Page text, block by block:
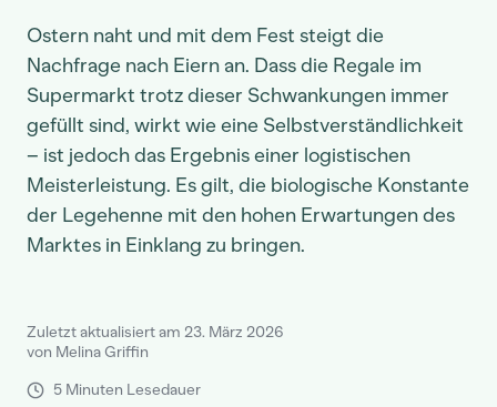
Ostern naht und mit dem Fest steigt die
Nachfrage nach Eiern an. Dass die Regale im
Supermarkt trotz dieser Schwankungen immer
gefüllt sind, wirkt wie eine Selbstverständlichkeit
– ist jedoch das Ergebnis einer logistischen
Meisterleistung. Es gilt, die biologische Konstante
der Legehenne mit den hohen Erwartungen des
Marktes in Einklang zu bringen.
Zuletzt aktualisiert am 23. März 2026
von Melina Griffin
5 Minuten Lesedauer